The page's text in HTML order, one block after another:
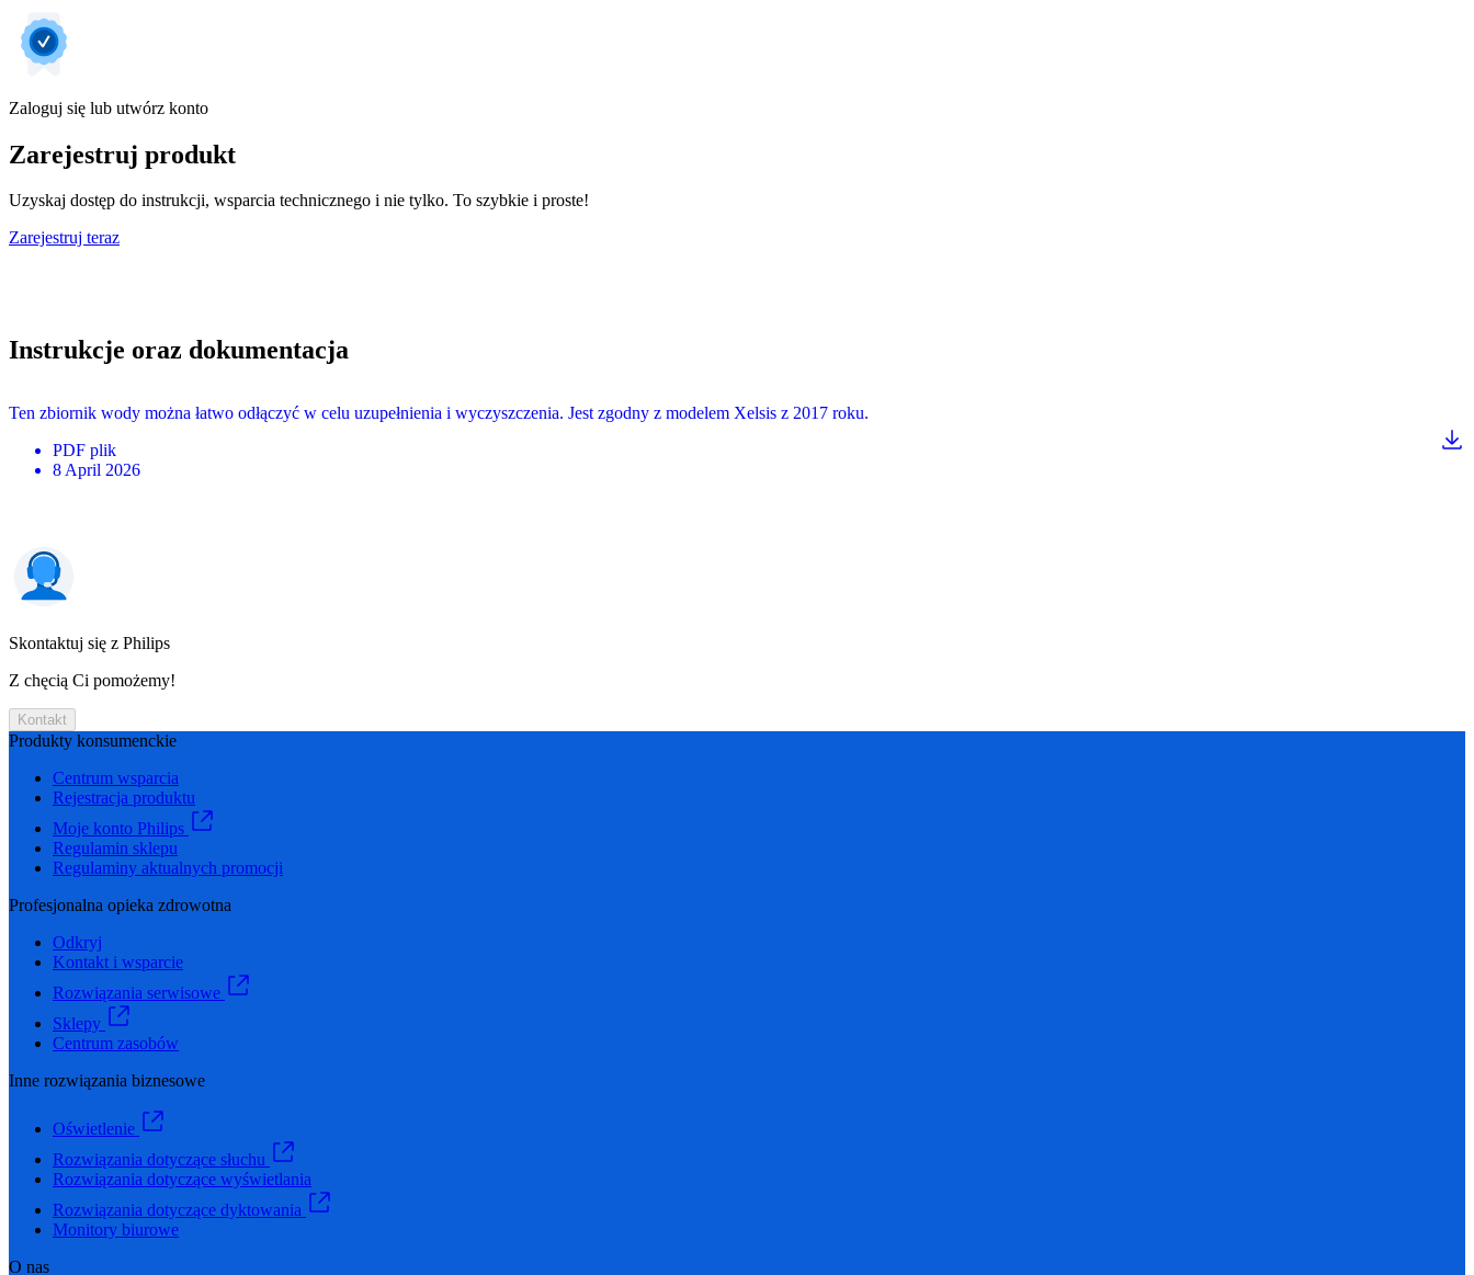
Zaloguj się lub utwórz konto
Zarejestruj produkt
Uzyskaj dostęp do instrukcji, wsparcia technicznego i nie tylko. To szybkie i proste!
Zarejestruj teraz
Instrukcje oraz dokumentacja
Ten zbiornik wody można łatwo odłączyć w celu uzupełnienia i wyczyszczenia. Jest zgodny z modelem Xelsis z 2017 roku.
PDF plik
8 April 2026
Skontaktuj się z Philips
Z chęcią Ci pomożemy!
Kontakt
Produkty konsumenckie
Centrum wsparcia
Rejestracja produktu
Moje konto Philips
Regulamin sklepu
Regulaminy aktualnych promocji
Profesjonalna opieka zdrowotna
Odkryj
Kontakt i wsparcie
Rozwiązania serwisowe
Sklepy
Centrum zasobów
Inne rozwiązania biznesowe
Oświetlenie
Rozwiązania dotyczące słuchu
Rozwiązania dotyczące wyświetlania
Rozwiązania dotyczące dyktowania
Monitory biurowe
O nas